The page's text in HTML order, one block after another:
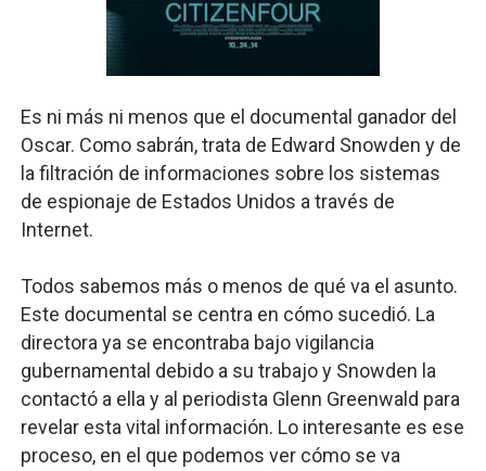
Es ni más ni menos que el documental ganador del
Oscar. Como sabrán, trata de Edward Snowden y de
la filtración de informaciones sobre los sistemas
de espionaje de Estados Unidos a través de
Internet.
Todos sabemos más o menos de qué va el asunto.
Este documental se centra en cómo sucedió. La
directora ya se encontraba bajo vigilancia
gubernamental debido a su trabajo y Snowden la
contactó a ella y al periodista Glenn Greenwald para
revelar esta vital información. Lo interesante es ese
proceso, en el que podemos ver cómo se va